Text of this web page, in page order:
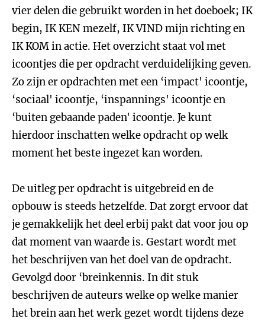
vier delen die gebruikt worden in het doeboek; IK
begin, IK KEN mezelf, IK VIND mijn richting en
IK KOM in actie. Het overzicht staat vol met
icoontjes die per opdracht verduidelijking geven.
Zo zijn er opdrachten met een ‘impact' icoontje,
‘sociaal' icoontje, ‘inspannings' icoontje en
‘buiten gebaande paden' icoontje. Je kunt
hierdoor inschatten welke opdracht op welk
moment het beste ingezet kan worden.
De uitleg per opdracht is uitgebreid en de
opbouw is steeds hetzelfde. Dat zorgt ervoor dat
je gemakkelijk het deel erbij pakt dat voor jou op
dat moment van waarde is. Gestart wordt met
het beschrijven van het doel van de opdracht.
Gevolgd door ‘breinkennis. In dit stuk
beschrijven de auteurs welke op welke manier
het brein aan het werk gezet wordt tijdens deze